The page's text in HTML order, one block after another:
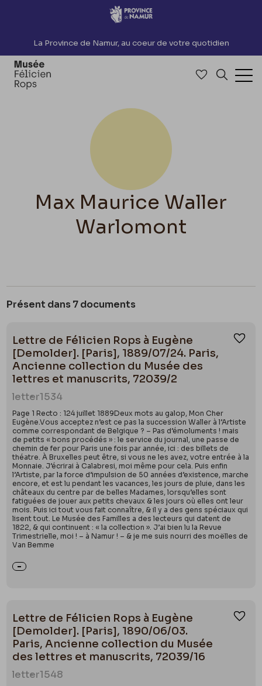
Accèder directement au contenu
La Province de Namur, au coeur de votre quotidien
Accéder à
Max Maurice Waller
Warlomont
Présent dans 7 documents
Lettre de Félicien Rops à Eugène
[Demolder]. [Paris], 1889/07/24. Paris,
Ancienne collection du Musée des
lettres et manuscrits, 72039/2
letter1534
Page 1 Recto : 124 juillet 1889Deux mots au galop, Mon Cher
Eugène.Vous acceptez n’est ce pas la succession Waller à l’Artiste
comme correspondant de Belgique ? – Pas d’émoluments ! mais
de petits « bons procédés » : le service du journal, une passe de
chemin de fer pour Paris une fois par année, ici : des billets de
théatre. À Bruxelles peut être, si vous ne les avez, votre entrée à la
Monnaie. J’écrirai à Calabresi, moi même pour cela. Puis enfin
l’Artiste, par la force d’impulsion de 50 années d’existence, marche
encore, et est lu pendant les vacances, les jours de pluie, dans les
châteaux du centre par de belles Madames, lorsqu’elles sont
fatiguées de jouer aux petits chevaux & les jours où elles ont leur
mois. Puis ici tout vous fait connaître, & il y a des gens spéciaux qui
lisent tout. Le Musée des Familles a des lecteurs qui datent de
1822, & qui continuent : « la collection ». J’ai bien lu la Revue
Trimestrielle, moi ! – à Namur ! – & je me suis nourri des moëlles de
Van Bemme
Lettre de Félicien Rops à Eugène
[Demolder]. [Paris], 1890/06/03.
Paris, Ancienne collection du Musée
des lettres et manuscrits, 72039/16
letter1548